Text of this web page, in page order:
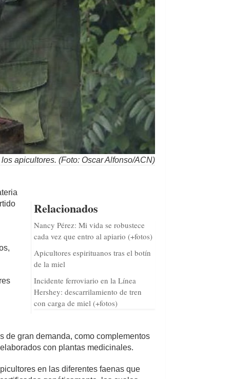
apicultores. (Foto: Oscar Alfonso/ACN)
Relacionados
Nancy Pérez: Mi vida se robustece
cada vez que entro al apiario (+fotos)
Apicultores espirituanos tras el botín
de la miel
Incidente ferroviario en la Línea
Hershey: descarrilamiento de tren
con carga de miel (+fotos)
de gran demanda, como complementos
con plantas medicinales.
en las diferentes faenas que